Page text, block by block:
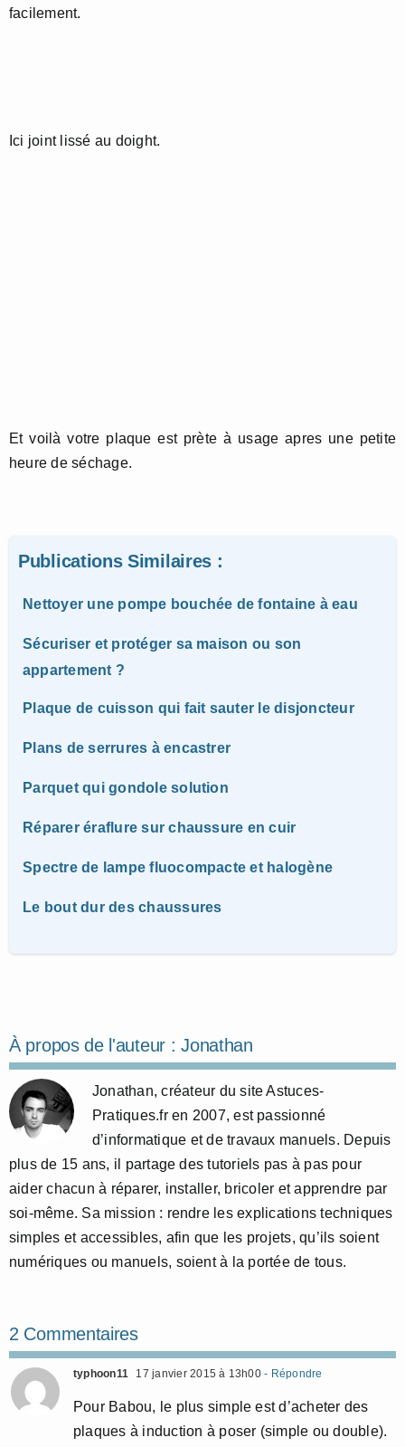
facilement.
Ici joint lissé au doight.
Et voilà votre plaque est prète à usage apres une petite
heure de séchage.
Publications Similaires :
Nettoyer une pompe bouchée de fontaine à eau
Sécuriser et protéger sa maison ou son
appartement ?
Plaque de cuisson qui fait sauter le disjoncteur
Plans de serrures à encastrer
Parquet qui gondole solution
Réparer éraflure sur chaussure en cuir
Spectre de lampe fluocompacte et halogène
Le bout dur des chaussures
À propos de l'auteur :Jonathan
Jonathan, créateur du site Astuces-
Pratiques.fr en 2007, est passionné
d’informatique et de travaux manuels. Depuis
plus de 15 ans, il partage des tutoriels pas à pas pour
aider chacun à réparer, installer, bricoler et apprendre par
soi-même. Sa mission : rendre les explications techniques
simples et accessibles, afin que les projets, qu’ils soient
numériques ou manuels, soient à la portée de tous.
2 Commentaires
typhoon11 17 janvier 2015 à 13h00- Répondre
Pour Babou, le plus simple est d’acheter des
plaques à induction à poser (simple ou double).